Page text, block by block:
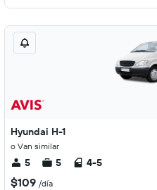
Hyundai H-1
o Van similar
5 5 4-5
$109 /día